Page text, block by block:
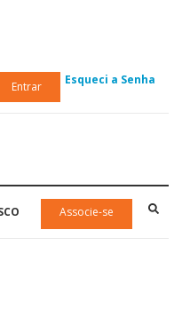
Entrar Esqueci a Senha
Associe-se